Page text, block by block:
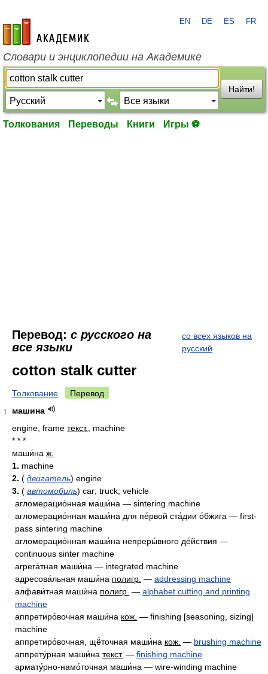
academic.ru
EN DE ES FR
Словари и энциклопедии на Академике
Найти!
Толкования Переводы Книги Игры ⚽
Перевод: с русского на
все языки
со всех языков на
русский
cotton stalk cutter
Толкование Перевод
1
машина
engine, frame текст. , machine
* * *
маши́на ж.
1. machine
2. ( двигатель) engine
3. ( автомобиль) car; truck; vehicle
агломерацио́нная маши́на — sintering machine
агломерацио́нная маши́на для пе́рвой ста́дии о́бжига — first-
pass sintering machine
агломерацио́нная маши́на непреры́вного де́йствия —
continuous sinter machine
агрега́тная маши́на — integrated machine
адресова́льная маши́на полигр. — addressing machine
алфави́тная маши́на полигр. — alphabet cutting and printing
machine
аппретиро́вочная маши́на кож. — finishing [seasoning, sizing]
machine
аппретиро́вочная, щё́точная маши́на кож. — brushing machine
аппрету́рная маши́на текст. — finishing machine
армату́рно-намо́точная маши́на — wire-winding machine